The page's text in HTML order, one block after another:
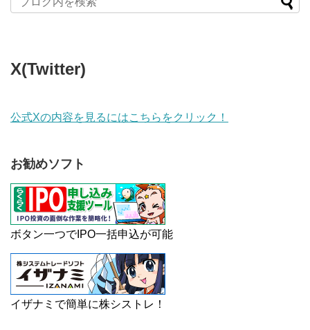
X(Twitter)
公式Xの内容を見るにはこちらをクリック！
お勧めソフト
ボタン一つでIPO一括申込が可能
イザナミで簡単に株シストレ！